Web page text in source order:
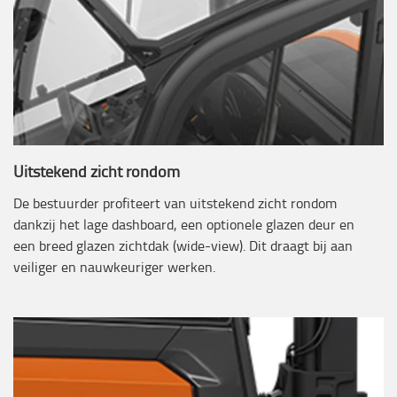
Uitstekend zicht rondom
De bestuurder profiteert van uitstekend zicht rondom
dankzij het lage dashboard, een optionele glazen deur en
een breed glazen zichtdak (wide-view). Dit draagt bij aan
veiliger en nauwkeuriger werken.